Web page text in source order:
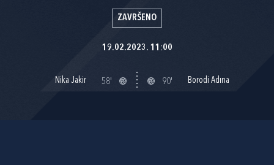
ZAVRŠENO
19.02.2023. 11:00
Nika Jakir 58' 90' Borodi Adına